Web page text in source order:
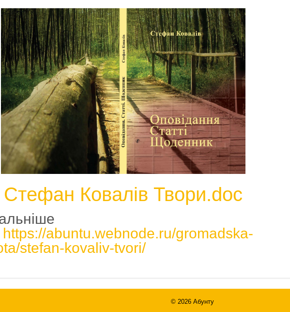
Стефан Ковалів Твори.doc
https://abuntu.webnode.ru/gromadska-
stefan-kovaliv-tvori/
© 2026 Абунту